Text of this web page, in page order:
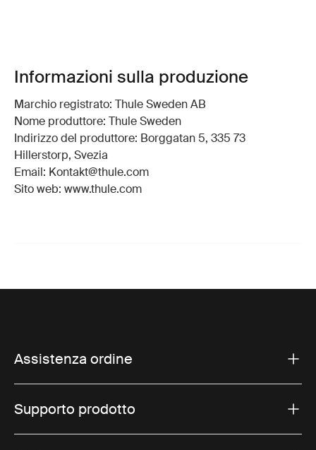
Informazioni sulla produzione
Marchio registrato: Thule Sweden AB
Nome produttore: Thule Sweden
Indirizzo del produttore: Borggatan 5, 335 73
Hillerstorp, Svezia
Email: Kontakt@thule.com
Sito web: www.thule.com
Assistenza ordine
Supporto prodotto